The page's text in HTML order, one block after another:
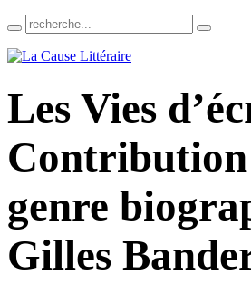
Les Vies
Contribution
genre
Gilles